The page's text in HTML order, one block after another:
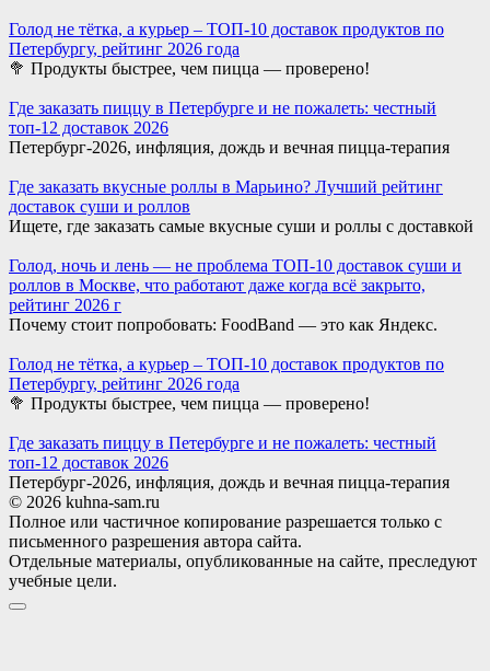
Голод не тётка, а курьер – ТОП-10 доставок продуктов по
Петербургу, рейтинг 2026 года
🥦 Продукты быстрее, чем пицца — проверено!
Где заказать пиццу в Петербурге и не пожалеть: честный
топ-12 доставок 2026
Петербург-2026, инфляция, дождь и вечная пицца-терапия
Где заказать вкусные роллы в Марьино? Лучший рейтинг
доставок суши и роллов
Ищете, где заказать самые вкусные суши и роллы с доставкой
Голод, ночь и лень — не проблема ТОП-10 доставок суши и
роллов в Москве, что работают даже когда всё закрыто,
рейтинг 2026 г
Почему стоит попробовать: FoodBand — это как Яндекс.
Голод не тётка, а курьер – ТОП-10 доставок продуктов по
Петербургу, рейтинг 2026 года
🥦 Продукты быстрее, чем пицца — проверено!
Где заказать пиццу в Петербурге и не пожалеть: честный
топ-12 доставок 2026
Петербург-2026, инфляция, дождь и вечная пицца-терапия
© 2026 kuhna-sam.ru
Полное или частичное копирование разрешается только с
письменного разрешения автора сайта.
Отдельные материалы, опубликованные на сайте, преследуют
учебные цели.